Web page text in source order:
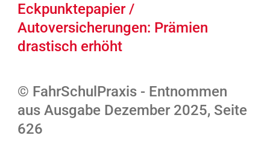
Eckpunktepapier /
Autoversicherungen: Prämien
drastisch erhöht
© FahrSchulPraxis - Entnommen
aus Ausgabe Dezember 2025, Seite
626